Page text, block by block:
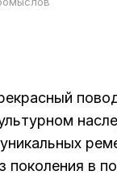
поколения в